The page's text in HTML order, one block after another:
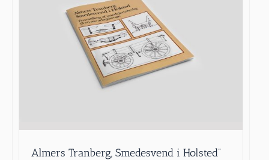
Almers Tranberg, Smedesvend i Holsted”